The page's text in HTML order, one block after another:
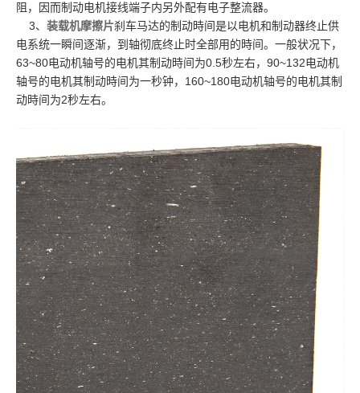
阻，因而制动电机接线端子内另外配有电子整流器。
3、 装载机摩擦片刹车马达的制动時间是以电机和制动器终止供
电系统一瞬间逐渐，到轴彻底终止时全部用的時间。一般状况下，
63~80电动机轴号的电机其制动時间为0.5秒左右，90~132电动机
轴号的电机其制动時间为一秒钟，160~180电动机轴号的电机其制
动時间为2秒左右。